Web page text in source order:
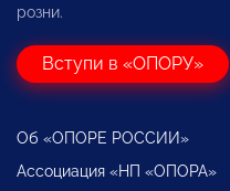
розни.
Вступи в «ОПОРУ»
Об «ОПОРЕ РОССИИ»
Ассоциация «НП «ОПОРА»